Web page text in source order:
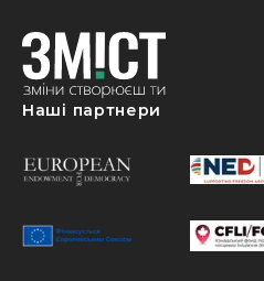
Наші партнери